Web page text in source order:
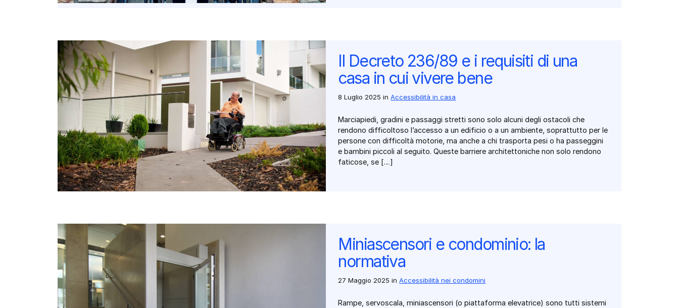
Il Decreto 236/89 e i requisiti di una
casa in cui vivere bene
8 Luglio 2025 inAccessibilità in casa
Marciapiedi, gradini e passaggi stretti sono solo alcuni degli ostacoli che
rendono difficoltoso l’accesso a un edificio o a un ambiente, soprattutto per le
persone con difficoltà motorie, ma anche a chi trasporta pesi o ha passeggini
e bambini piccoli al seguito. Queste barriere architettoniche non solo rendono
faticose, se […]
Miniascensori e condominio: la
normativa
27 Maggio 2025 inAccessibilità nei condomini
Rampe, servoscala, miniascensori (o piattaforma elevatrice) sono tutti sistemi